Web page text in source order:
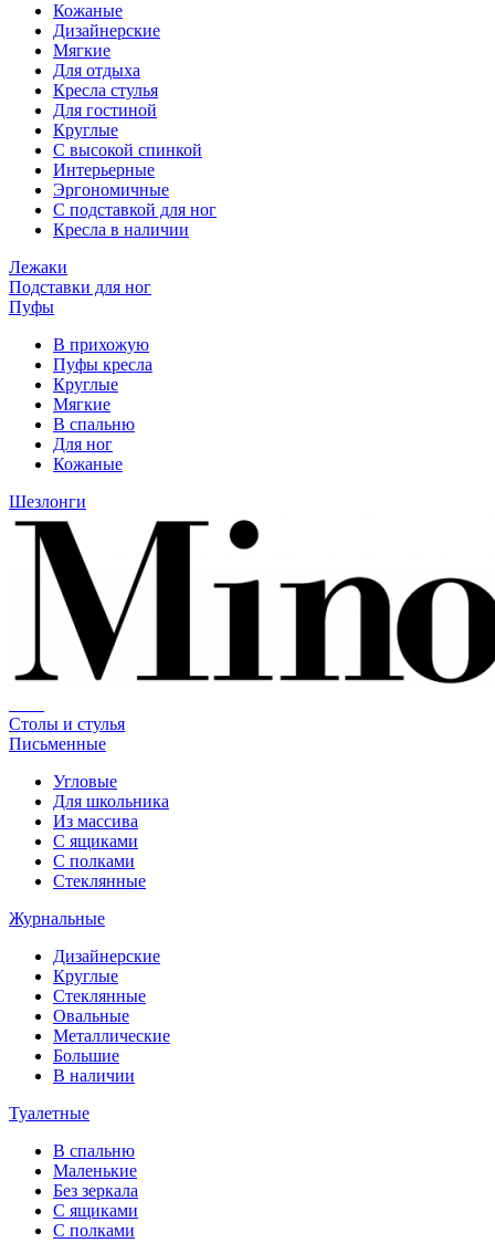
Кожаные
Дизайнерские
Мягкие
Для отдыха
Кресла стулья
Для гостиной
Круглые
С высокой спинкой
Интерьерные
Эргономичные
С подставкой для ног
Кресла в наличии
Лежаки
Подставки для ног
Пуфы
В прихожую
Пуфы кресла
Круглые
Мягкие
В спальню
Для ног
Кожаные
Шезлонги
Столы и стулья
Письменные
Угловые
Для школьника
Из массива
С ящиками
С полками
Стеклянные
Журнальные
Дизайнерские
Круглые
Стеклянные
Овальные
Металлические
Большие
В наличии
Туалетные
В спальню
Маленькие
Без зеркала
С ящиками
С полками